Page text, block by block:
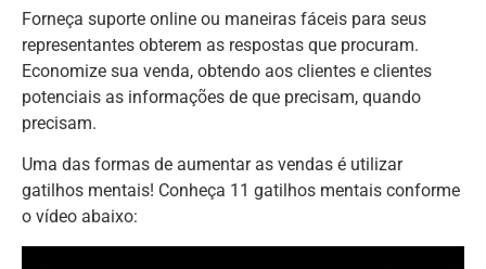
Forneça suporte online ou maneiras fáceis para seus
representantes obterem as respostas que procuram.
Economize sua venda, obtendo aos clientes e clientes
potenciais as informações de que precisam, quando
precisam.
Uma das formas de aumentar as vendas é utilizar
gatilhos mentais! Conheça 11 gatilhos mentais conforme
o vídeo abaixo: